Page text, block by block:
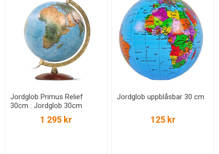
Jordglob Primus Relief
30cm : Jordglob 30cm
1 295 kr
Jordglob uppblåsbar 30 cm
125 kr